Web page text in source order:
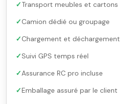
Transport meubles et cartons
Camion dédié ou groupage
Chargement et déchargement
Suivi GPS temps réel
Assurance RC pro incluse
Emballage assuré par le client